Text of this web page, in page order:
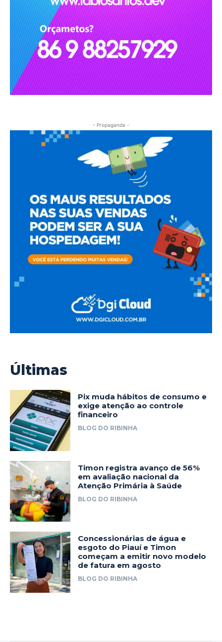
- Propaganda -
Últimas
Pix muda hábitos de consumo e
exige atenção ao controle
financeiro
BLOG DO RIBINHA
Timon registra avanço de 56%
em avaliação nacional da
Atenção Primária à Saúde
BLOG DO RIBINHA
Concessionárias de água e
esgoto do Piauí e Timon
começam a emitir novo modelo
de fatura em agosto
BLOG DO RIBINHA